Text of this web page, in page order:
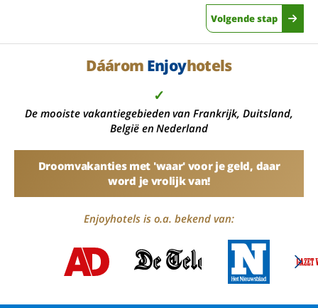
Volgende stap
Dáárom Enjoyhotels
✓
De mooiste vakantiegebieden van Frankrijk, Duitsland,
België en Nederland
Droomvakanties met 'waar' voor je geld, daar
word je vrolijk van!
Enjoyhotels is o.a. bekend van: